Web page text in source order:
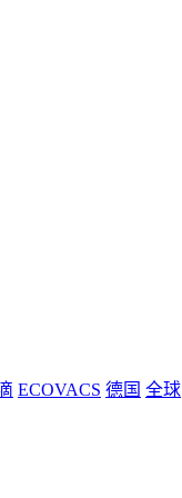
ECOVACS 德国 全球